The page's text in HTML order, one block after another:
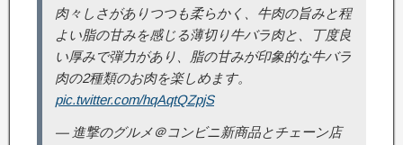
肉々しさがありつつも柔らかく、牛肉の旨みと程
よい脂の甘みを感じる薄切り牛バラ肉と、丁度良
い厚みで弾力があり、脂の甘みが印象的な牛バラ
肉の2種類のお肉を楽しめます。
pic.twitter.com/hqAqtQZpjS
— 進撃のグルメ＠コンビニ新商品とチェーン店